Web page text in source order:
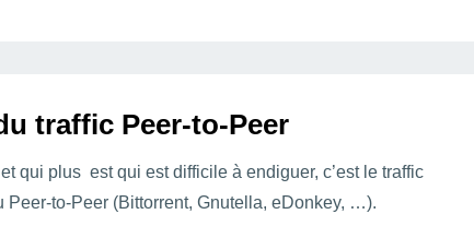
traffic Peer-to-Peer
qui plus est qui est difficile à endiguer, c’est le traffic
to-Peer (Bittorrent, Gnutella, eDonkey, …).